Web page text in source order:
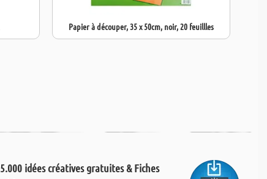
Papier à découper, 35 x 50cm, noir, 20 feuillles
5.000 idées créatives gratuites & Fiches